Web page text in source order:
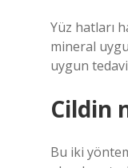
Yüz hatları
mineral
uygun
Cildin
Bu iki